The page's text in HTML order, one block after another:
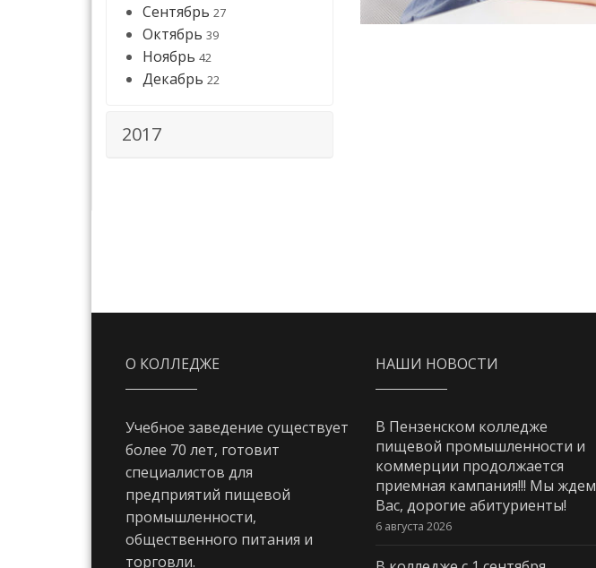
Сентябрь 27
Октябрь 39
Ноябрь 42
Декабрь 22
2017
О КОЛЛЕДЖЕ
Учебное заведение существует
более 70 лет, готовит
специалистов для
предприятий пищевой
промышленности,
общественного питания и
торговли.
НАШИ НОВОСТИ
В Пензенском колледже
пищевой промышленности и
коммерции продолжается
приемная кампания!!! Мы ждем
Вас, дорогие абитуриенты!
6 августа 2026